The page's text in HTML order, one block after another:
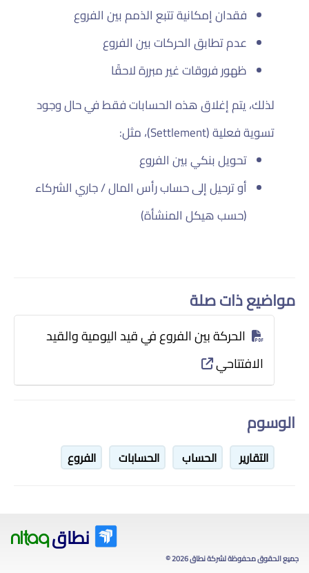
فقدان إمكانية تتبع الذمم بين الفروع
عدم تطابق الحركات بين الفروع
ظهور فروقات غير مبررة لاحقًا
لذلك، يتم إغلاق هذه الحسابات فقط في حال وجود
تسوية فعلية (Settlement)، مثل:
تحويل بنكي بين الفروع
أو ترحيل إلى حساب رأس المال / جاري الشركاء
(حسب هيكل المنشأة)
مواضيع ذات صلة
الحركة بين الفروع في قيد اليومية والقيد
الافتتاحي
الوسوم
التقارير الحساب الحسابات الفروع
نطاقnitaq
جميع الحقوق محفوظة لشركة نطاق 2026 ©